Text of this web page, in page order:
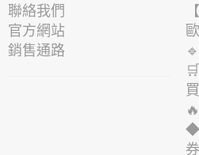
聯絡我們
官方網站
銷售通路
◆